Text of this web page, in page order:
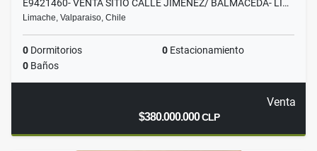
E9421460- VENTA SITIO CALLE JIMENEZ/ BALMACEDA- LI…
Limache, Valparaiso, Chile
0 Dormitorios 0 Estacionamiento
0 Baños
Venta
$380.000.000CLP